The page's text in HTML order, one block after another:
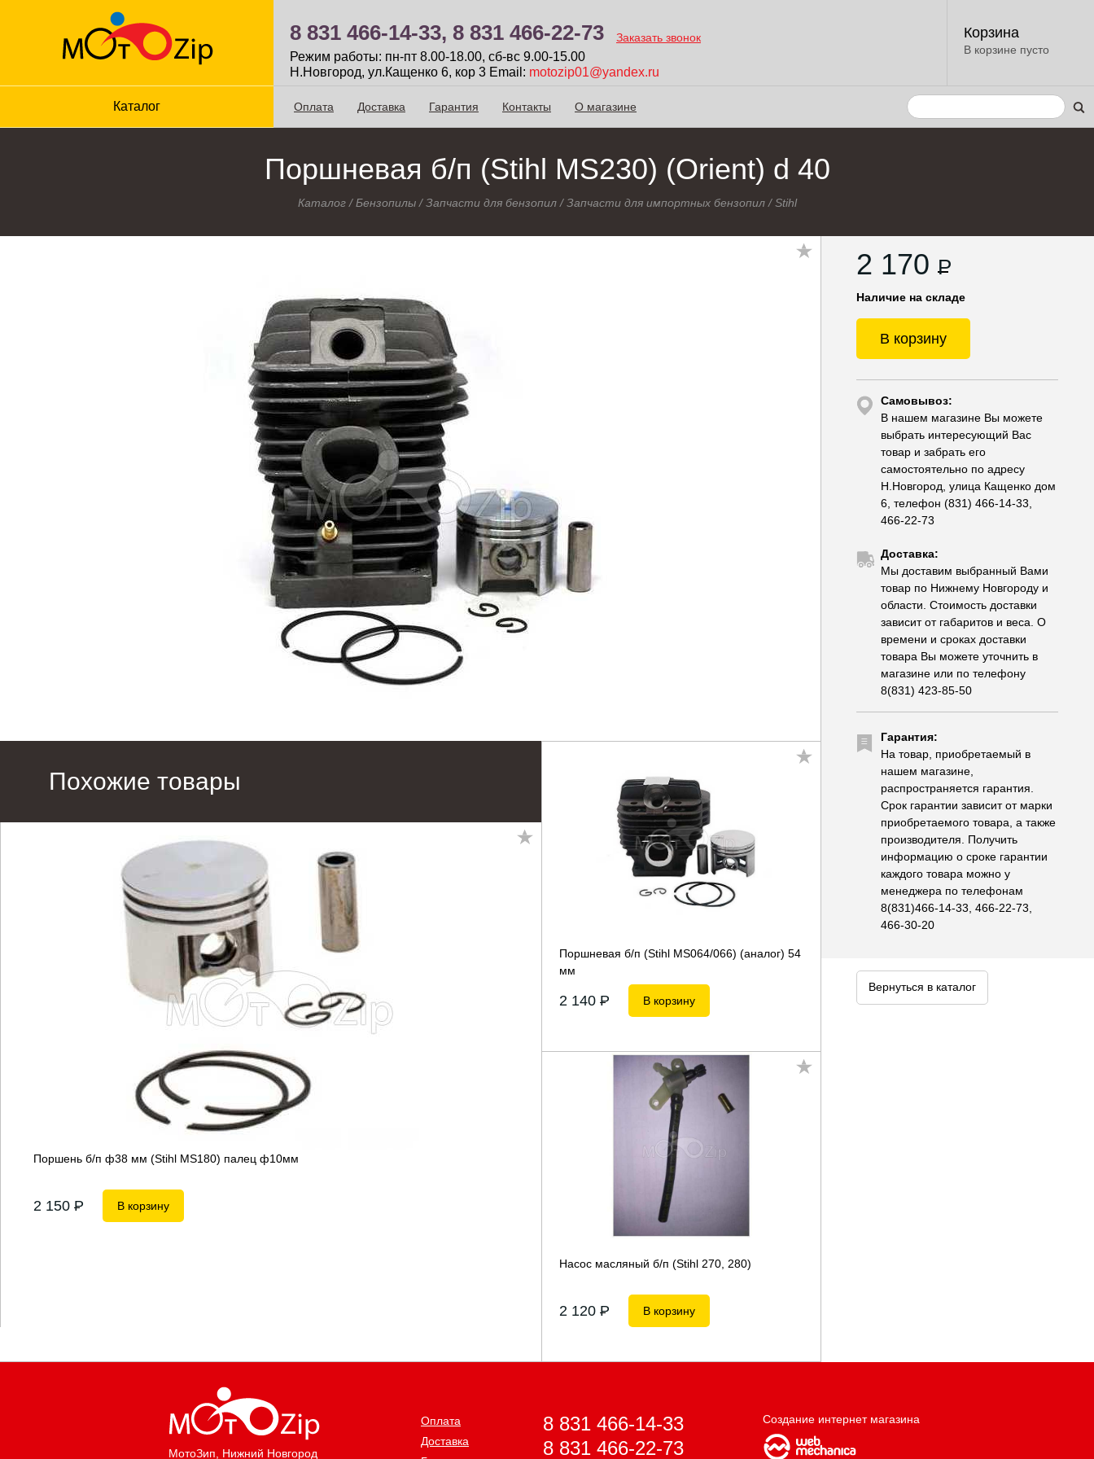
8 831 466-14-33, 8 831 466-22-73 Заказать звонок
Режим работы: пн-пт 8.00-18.00, сб-вc 9.00-15.00
Н.Новгород, ул.Кащенко 6, кор 3 Email: motozip01@yandex.ru
Корзина
В корзине пусто
Каталог Оплата Доставка Гарантия Контакты О магазине
Поршневая б/п (Stihl MS230) (Orient) d 40
Каталог/Бензопилы/Запчасти для бензопил/Запчасти для импортных бензопил/Stihl
2 170 P
Наличие на складе
В корзину
Самовывоз:
В нашем магазине Вы можете
выбрать интересующий Вас
товар и забрать его
самостоятельно по адресу
Н.Новгород, улица Кащенко дом
6, телефон (831) 466-14-33,
466-22-73
Доставка:
Мы доставим выбранный Вами
товар по Нижнему Новгороду и
области. Стоимость доставки
зависит от габаритов и веса. О
времени и сроках доставки
товара Вы можете уточнить в
магазине или по телефону
8(831) 423-85-50
Гарантия:
На товар, приобретаемый в
нашем магазине,
распространяется гарантия.
Срок гарантии зависит от марки
приобретаемого товара, а также
производителя. Получить
информацию о сроке гарантии
каждого товара можно у
менеджера по телефонам
8(831)466-14-33, 466-22-73,
466-30-20
Вернуться в каталог
Похожие товары
Поршень б/п ф38 мм (Stihl MS180) палец ф10мм
2 150 P В корзину
Поршневая б/п (Stihl MS064/066) (аналог) 54
мм
2 140 P В корзину
Насос масляный б/п (Stihl 270, 280)
2 120 P В корзину
МотоЗип , Нижний Новгород
Оплата
Доставка
8 831 466-14-33
8 831 466-22-73
Создание интернет магазина